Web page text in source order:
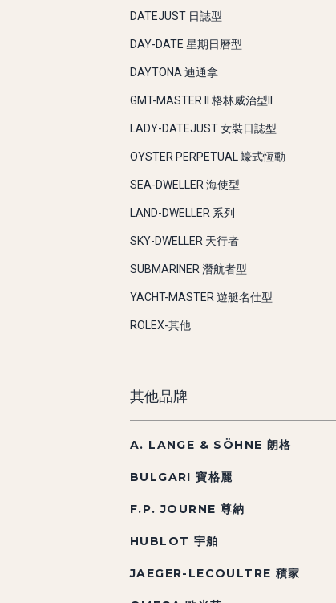
DATEJUST 日誌型
DAY-DATE 星期日曆型
DAYTONA 迪通拿
GMT-MASTER II 格林威治型II
LADY-DATEJUST 女裝日誌型
OYSTER PERPETUAL 蠔式恆動
SEA-DWELLER 海使型
LAND-DWELLER 系列
SKY-DWELLER 天行者
SUBMARINER 潛航者型
YACHT-MASTER 遊艇名仕型
ROLEX-其他
其他品牌
A. LANGE & SÖHNE 朗格
BULGARI 寶格麗
F.P. JOURNE 尊納
HUBLOT 宇舶
JAEGER-LECOULTRE 積家